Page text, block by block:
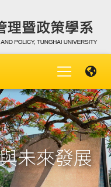
未來發展